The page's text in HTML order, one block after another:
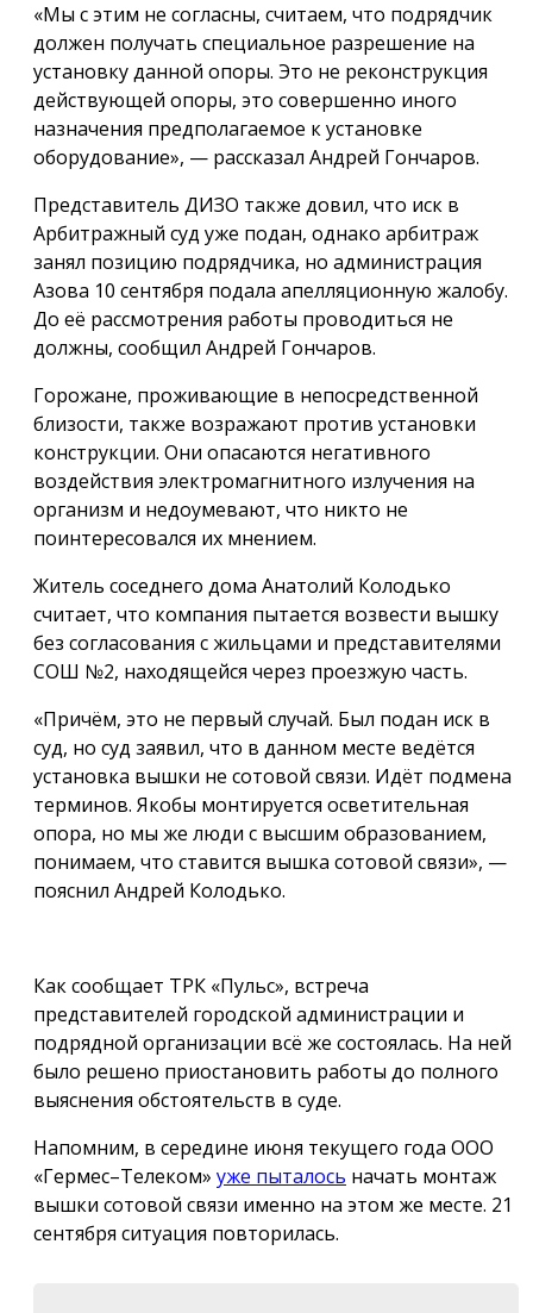
«Мы с этим не согласны, считаем, что подрядчик
должен получать специальное разрешение на
установку данной опоры. Это не реконструкция
действующей опоры, это совершенно иного
назначения предполагаемое к установке
оборудование», — рассказал Андрей Гончаров.
Представитель ДИЗО также довил, что иск в
Арбитражный суд уже подан, однако арбитраж
занял позицию подрядчика, но администрация
Азова 10 сентября подала апелляционную жалобу.
До её рассмотрения работы проводиться не
должны, сообщил Андрей Гончаров.
Горожане, проживающие в непосредственной
близости, также возражают против установки
конструкции. Они опасаются негативного
воздействия электромагнитного излучения на
организм и недоумевают, что никто не
поинтересовался их мнением.
Житель соседнего дома Анатолий Колодько
считает, что компания пытается возвести вышку
без согласования с жильцами и представителями
СОШ №2, находящейся через проезжую часть.
«Причём, это не первый случай. Был подан иск в
суд, но суд заявил, что в данном месте ведётся
установка вышки не сотовой связи. Идёт подмена
терминов. Якобы монтируется осветительная
опора, но мы же люди с высшим образованием,
понимаем, что ставится вышка сотовой связи», —
пояснил Андрей Колодько.
Как сообщает ТРК «Пульс», встреча
представителей городской администрации и
подрядной организации всё же состоялась. На ней
было решено приостановить работы до полного
выяснения обстоятельств в суде.
Напомним, в середине июня текущего года ООО
«Гермес–Телеком» уже пыталось начать монтаж
вышки сотовой связи именно на этом же месте. 21
сентября ситуация повторилась.